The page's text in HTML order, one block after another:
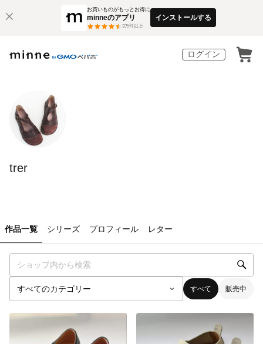
お買いものがもっとお得に
minneのアプリ
3万件以上
インストールする
ログイン
trer
作品一覧 シリーズ プロフィール レター
すべて 販売中